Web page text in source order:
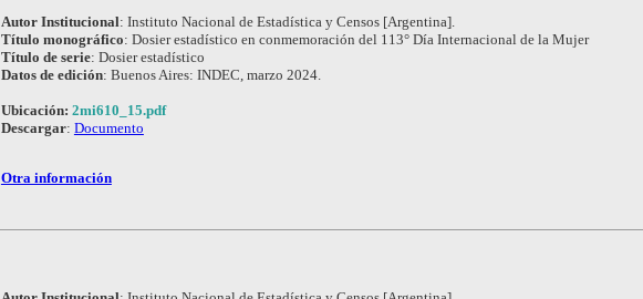
Autor Institucional: Instituto Nacional de Estadística y Censos [Argentina].
Título monográfico: Dosier estadístico en conmemoración del 113° Día Internacional de la Mujer
Título de serie: Dosier estadístico
Datos de edición: Buenos Aires: INDEC, marzo 2024.
Ubicación: 2mi610_15.pdf
Descargar: Documento
Otra información